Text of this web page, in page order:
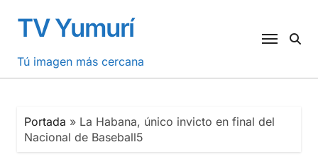
contenido
TV Yumurí
Tú imagen más cercana
Portada » La Habana, único invicto en final del
Nacional de Baseball5